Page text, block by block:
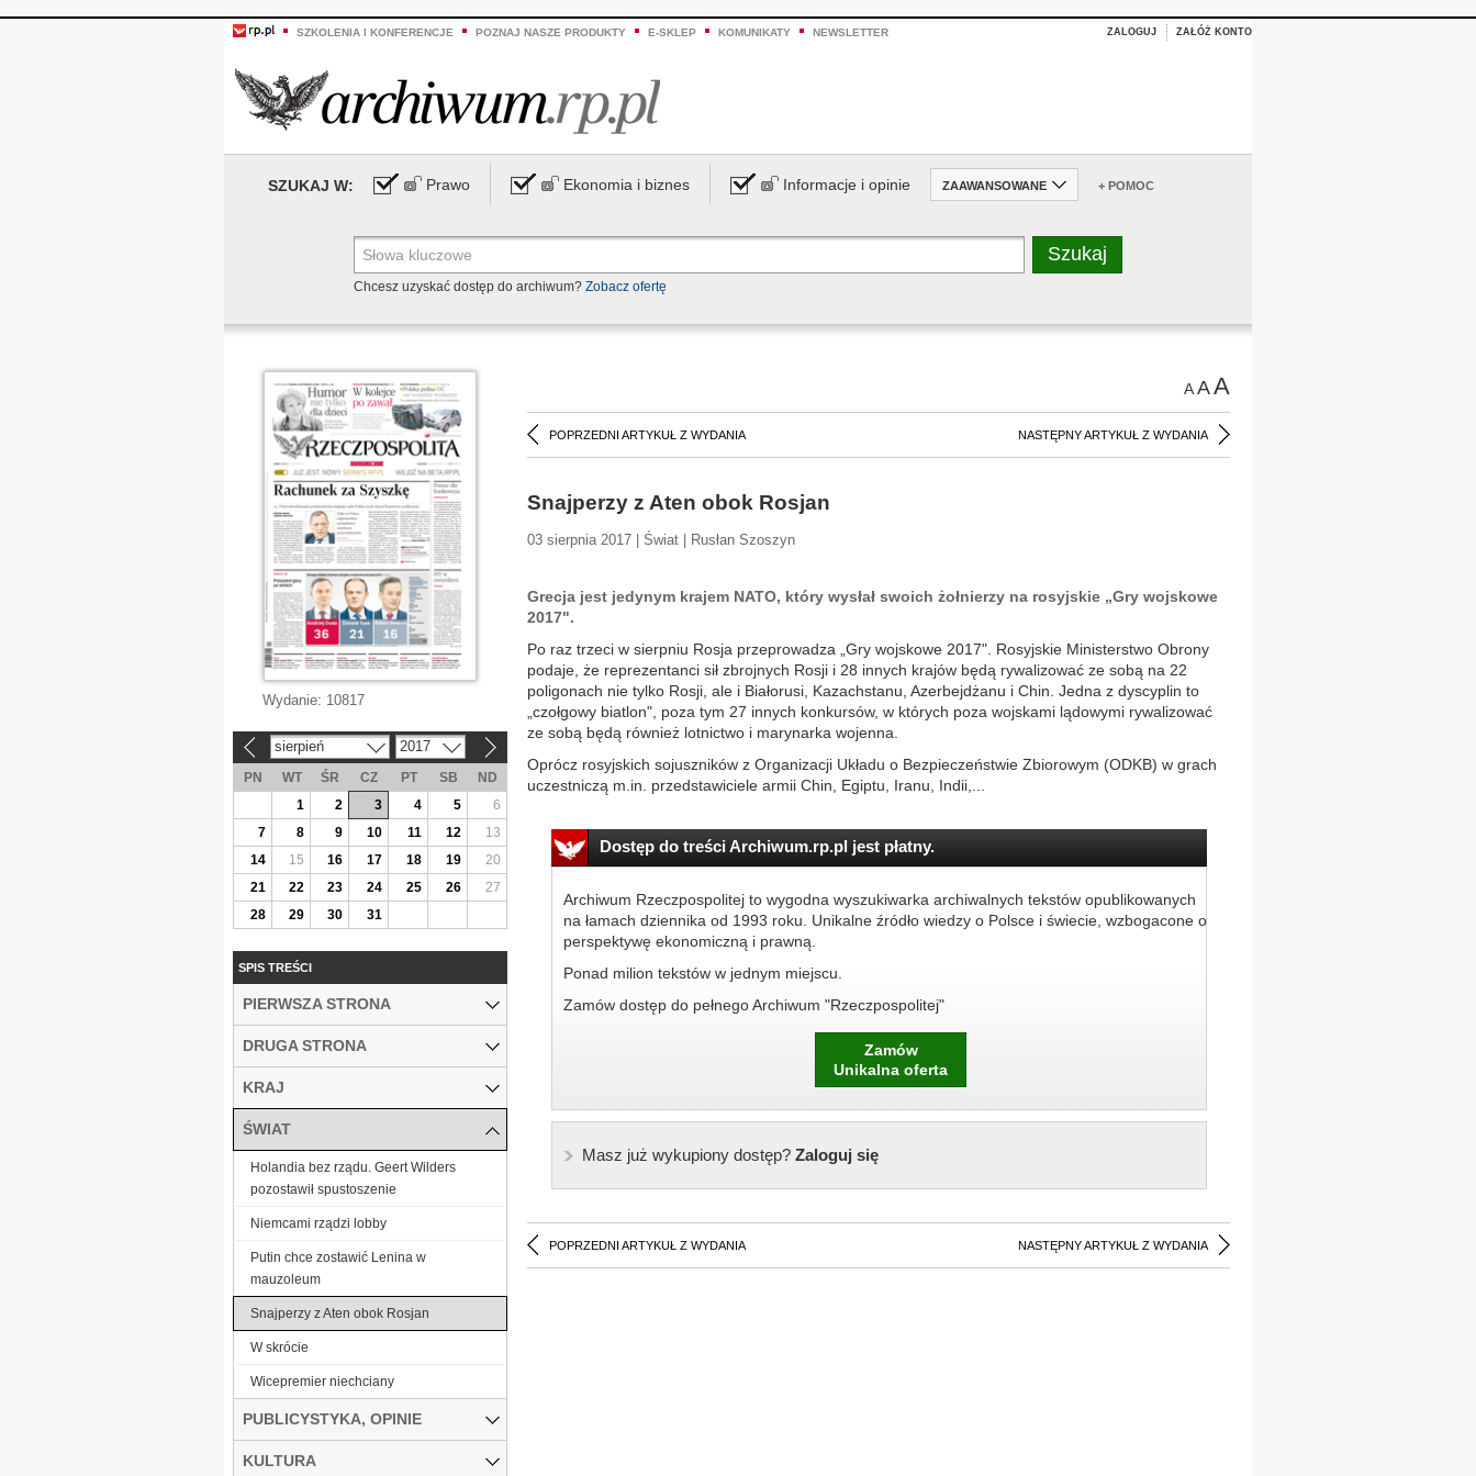
SZKOLENIA I KONFERENCJE POZNAJ NASZE PRODUKTY E-SKLEP KOMUNIKATY NEWSLETTER ZALOGUJ ZAŁÓŻ KONTO
SZUKAJ W: Prawo Ekonomia i biznes Informacje i opinie ZAAWANSOWANE + POMOC
Chcesz uzyskać dostęp do archiwum? Zobacz ofertę
AAA
POPRZEDNI ARTYKUŁ Z WYDANIA NASTĘPNY ARTYKUŁ Z WYDANIA
Snajperzy z Aten obok Rosjan
03 sierpnia 2017 | Świat | Rusłan Szoszyn
Grecja jest jedynym krajem NATO, który wysłał swoich żołnierzy na rosyjskie „Gry wojskowe
2017".
Po raz trzeci w sierpniu Rosja przeprowadza „Gry wojskowe 2017". Rosyjskie Ministerstwo Obrony
podaje, że reprezentanci sił zbrojnych Rosji i 28 innych krajów będą rywalizować ze sobą na 22
poligonach nie tylko Rosji, ale i Białorusi, Kazachstanu, Azerbejdżanu i Chin. Jedna z dyscyplin to
„czołgowy biatlon", poza tym 27 innych konkursów, w których poza wojskami lądowymi rywalizować
ze sobą będą również lotnictwo i marynarka wojenna.
Oprócz rosyjskich sojuszników z Organizacji Układu o Bezpieczeństwie Zbiorowym (ODKB) w grach
uczestniczą m.in. przedstawiciele armii Chin, Egiptu, Iranu, Indii,...
Dostęp do treści Archiwum.rp.pl jest płatny.
Archiwum Rzeczpospolitej to wygodna wyszukiwarka archiwalnych tekstów opublikowanych
na łamach dziennika od 1993 roku. Unikalne źródło wiedzy o Polsce i świecie, wzbogacone o
perspektywę ekonomiczną i prawną.
Ponad milion tekstów w jednym miejscu.
Zamów dostęp do pełnego Archiwum "Rzeczpospolitej"
Zamów
Unikalna oferta
Masz już wykupiony dostęp?Zaloguj się
POPRZEDNI ARTYKUŁ Z WYDANIA NASTĘPNY ARTYKUŁ Z WYDANIA
Wydanie: 10817
sierpień 2017
PN WT ŚR CZ PT SB
ND
1
2 3 4 5
6
7
8 9 10 11 12
13
14
15 16 17 18 19
20
21
22 23 24 25 26
27
28
29 30 31
SPIS TREŚCI
PIERWSZA STRONA
DRUGA STRONA
KRAJ
ŚWIAT
Holandia bez rządu. Geert Wilders
pozostawił spustoszenie
Niemcami rządzi lobby
Putin chce zostawić Lenina w
mauzoleum
Snajperzy z Aten obok Rosjan
W skrócie
Wicepremier niechciany
PUBLICYSTYKA, OPINIE
KULTURA